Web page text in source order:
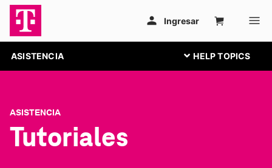
ASISTENCIA
ASISTENCIA
Tutoriales